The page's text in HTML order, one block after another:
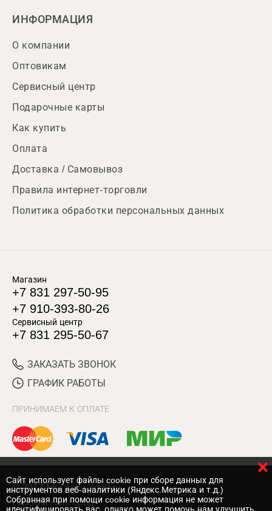
ИНФОРМАЦИЯ
О компании
Оптовикам
Сервисный центр
Подарочные карты
Как купить
Оплата
Доставка / Самовывоз
Правила интернет-торговли
Политика обработки персональных данных
Магазин
+7 831 297-50-95
+7 910-393-80-26
Сервисный центр
+7 831 295-50-67
ЗАКАЗАТЬ ЗВОНОК
ГРАФИК РАБОТЫ
ПРИНИМАЕМ К ОПЛАТЕ
© 2017 Магазин Хозяин
Нижний Новгород
Cайт использует файлы cookie при сборе данных для
инструментов веб-аналитики (Яндекс.Метрика и т.д.)
Собранная при помощи cookie информация не может